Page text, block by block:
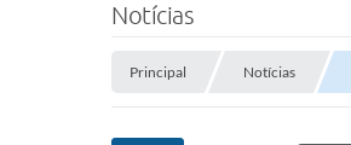
Notícias
Principal Notícias